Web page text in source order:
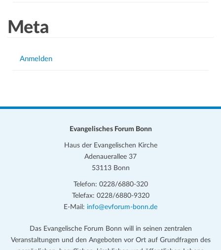
Meta
Anmelden
Evangelisches Forum Bonn
Haus der Evangelischen Kirche
Adenauerallee 37
53113 Bonn
Telefon: 0228/6880-320
Telefax: 0228/6880-9320
E-Mail: info@evforum-bonn.de
Das Evangelische Forum Bonn will in seinen zentralen
Veranstaltungen und den Angeboten vor Ort auf Grundfragen des